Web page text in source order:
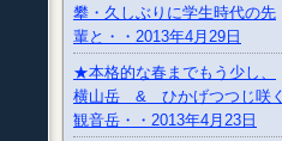
攀・久しぶりに学生時代の先
輩と・・2013年4月29日
★本格的な春までもう少し、
横山岳 & ひかげつつじ咲く
観音岳・・2013年4月23日